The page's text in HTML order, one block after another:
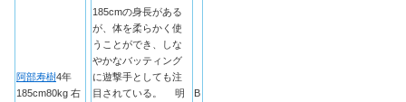
阿部寿樹4年
185cm80kg 右
185cmの身長がある
が、体を柔らかく使
うことができ、しな
やかなバッティング
に遊撃手としても注
目されている。 明
B